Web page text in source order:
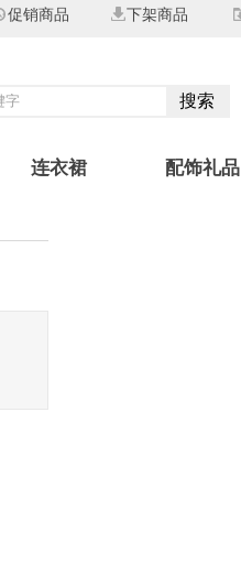
促销商品 下架商品
搜索
连衣裙 配饰礼品